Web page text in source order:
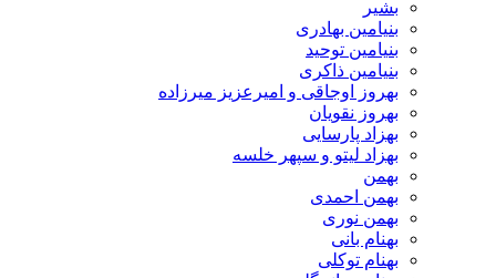
بشیر
بنیامین بهادری
بنیامین توحید
بنیامین ذاکری
بهروز اوجاقی و امیرعزیز میرزاده
بهروز نقویان
بهزاد پارسایی
بهزاد لیتو و سپهر خلسه
بهمن
بهمن احمدی
بهمن نوری
بهنام بانی
بهنام توکلی